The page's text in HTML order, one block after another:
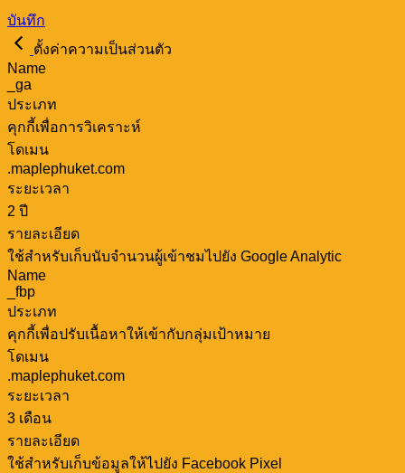
บันทึก
ตั้งค่าความเป็นส่วนตัว
Name
_ga
ประเภท
คุกกี้เพื่อการวิเคราะห์
โดเมน
.maplephuket.com
ระยะเวลา
2 ปี
รายละเอียด
ใช้สำหรับเก็บนับจำนวนผู้เข้าชมไปยัง Google Analytic
Name
_fbp
ประเภท
คุกกี้เพื่อปรับเนื้อหาให้เข้ากับกลุ่มเป้าหมาย
โดเมน
.maplephuket.com
ระยะเวลา
3 เดือน
รายละเอียด
ใช้สำหรับเก็บข้อมูลให้ไปยัง Facebook Pixel